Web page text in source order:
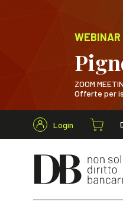
ZOOM
Offerte per
Login